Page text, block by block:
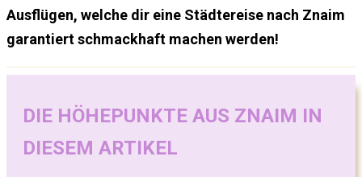
Ausflügen, welche dir eine Städtereise nach Znaim
garantiert schmackhaft machen werden!
DIE HÖHEPUNKTE AUS ZNAIM IN
DIESEM ARTIKEL